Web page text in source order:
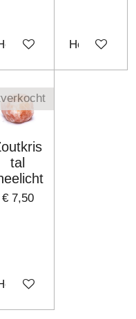
mij op de hoogte
Houd mij op
tal
€ 7,50
mij op de hoogte